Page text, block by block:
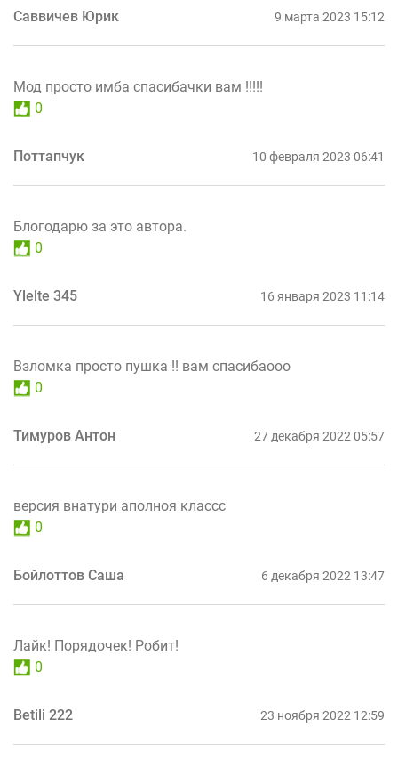
Саввичев Юрик 9 марта 2023 15:12
Мод просто имба спасибачки вам !!!!!
0
Поттапчук 10 февраля 2023 06:41
Блогодарю за это автора.
0
Ylelte 345 16 января 2023 11:14
Взломка просто пушка !! вам спасибаооо
0
Тимуров Антон 27 декабря 2022 05:57
версия внатури аполноя классс
0
Бойлоттов Саша 6 декабря 2022 13:47
Лайк! Порядочек! Робит!
0
Betili 222 23 ноября 2022 12:59